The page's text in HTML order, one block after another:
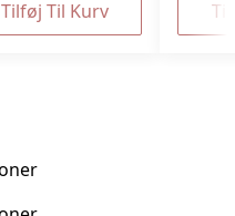
Tilføj Til Kurv